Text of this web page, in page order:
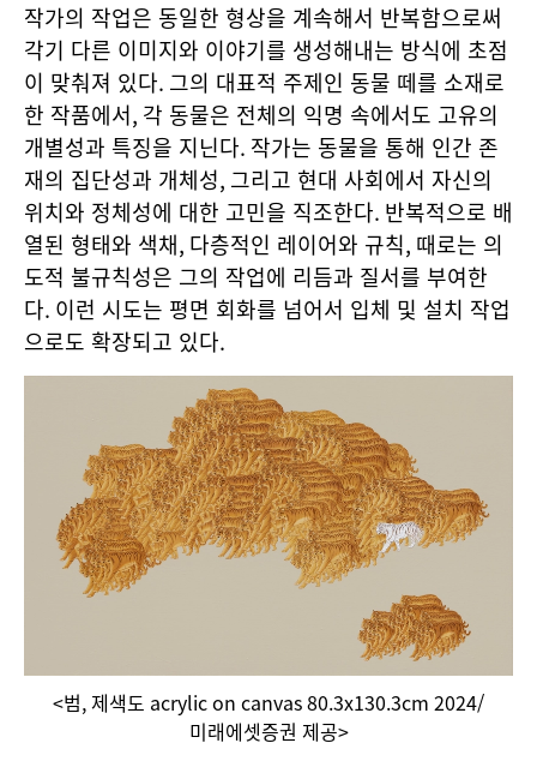
작가의 작업은 동일한 형상을 계속해서 반복함으로써
각기 다른 이미지와 이야기를 생성해내는 방식에 초점
이 맞춰져 있다. 그의 대표적 주제인 동물 떼를 소재로
한 작품에서, 각 동물은 전체의 익명 속에서도 고유의
개별성과 특징을 지닌다. 작가는 동물을 통해 인간 존
재의 집단성과 개체성, 그리고 현대 사회에서 자신의
위치와 정체성에 대한 고민을 직조한다. 반복적으로 배
열된 형태와 색채, 다층적인 레이어와 규칙, 때로는 의
도적 불규칙성은 그의 작업에 리듬과 질서를 부여한
다. 이런 시도는 평면 회화를 넘어서 입체 및 설치 작업
으로도 확장되고 있다.
<범, 제색도 acrylic on canvas 80.3x130.3cm 2024/
미래에셋증권 제공>